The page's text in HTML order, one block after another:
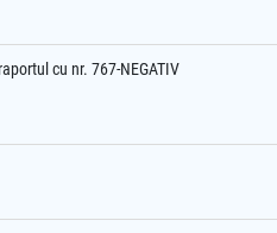
cu nr. 767-NEGATIV